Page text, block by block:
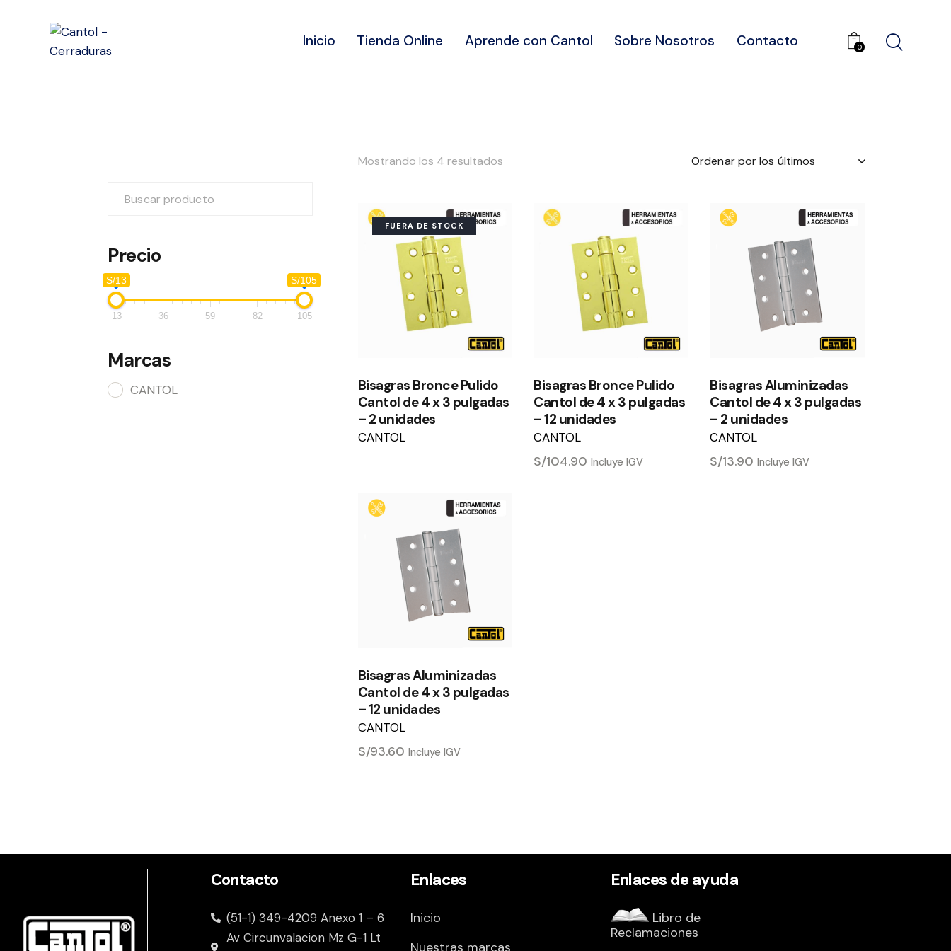
Inicio Tienda Online Aprende con Cantol Sobre Nosotros Contacto 0
Mostrando los 4 resultados
FUERA DE STOCK
Bisagras Bronce Pulido
Cantol de 4 x 3 pulgadas
– 2 unidades
CANTOL
Bisagras Bronce Pulido
Cantol de 4 x 3 pulgadas
– 12 unidades
CANTOL
S/104.90 Incluye IGV
Bisagras Aluminizadas
Cantol de 4 x 3 pulgadas
– 2 unidades
CANTOL
S/13.90 Incluye IGV
Bisagras Aluminizadas
Cantol de 4 x 3 pulgadas
– 12 unidades
CANTOL
S/93.60 Incluye IGV
Precio
S/13 S/105
13 36 59 82 105
Marcas
CANTOL
Contacto
(51-1) 349-4209 Anexo 1 – 6
Av Circunvalacion Mz G-1 Lt
Enlaces
Inicio
Nuestras marcas
Enlaces de ayuda
Libro de
Reclamaciones